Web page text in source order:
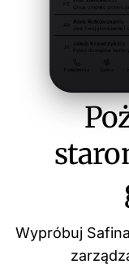
Wypróbuj